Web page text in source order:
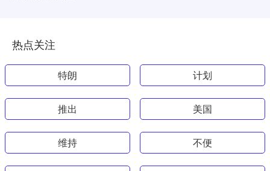
热点关注
特朗 计划
推出 美国
维持 不便